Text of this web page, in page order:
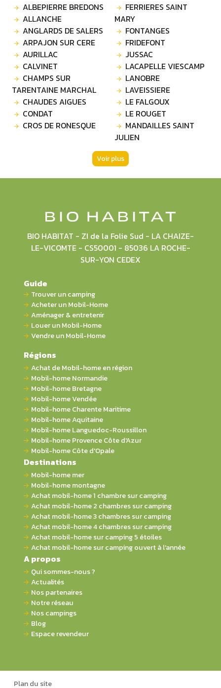
ALBEPIERRE BREDONS
ALLANCHE
ANGLARDS DE SALERS
ARPAJON SUR CERE
AURILLAC
CALVINET
CHAMPS SUR
TARENTAINE MARCHAL
CHAUDES AIGUES
CONDAT
CROS DE RONESQUE
FERRIERES SAINT
MARY
FONTANGES
FRIDEFONT
JUSSAC
LACAPELLE VIESCAMP
LANOBRE
LAVEISSIERE
LE FALGOUX
LE ROUGET
MANDAILLES SAINT
JULIEN
Voir plus
BIO HABITAT - ZI de la Folie Sud - LA CHAIZE-
LE-VICOMTE - CS50001 - 85036 LA ROCHE-
SUR-YON CEDEX
Guide
Trouver un camping
Acheter un Mobil-Home
Aménager & entretenir
Louer un Mobil-Home
Vendre un Mobil-Home
Régions
Achat de Mobil-home en région
Mobil-home Normandie
Mobil-home Bretagne
Mobil-home Vendée
Mobil-home Charente Maritime
Mobil-home Aquitaine
Mobil-home Languedoc-Roussillon
Mobil-home Provence Côte d'Azur
Mobil-home Côte d'Opale
Destinations
Mobil-home mer
Mobil-home montagne
Achat mobil-home 1 chambre sur camping
Achat mobil-home 2 chambres sur camping
Achat mobil-home 3 chambres sur camping
Achat mobil-home 4 chambres sur camping
Achat mobil-home sur camping 5 étoiles
Achat mobil-home sur camping ouvert à l'année
A propos
Qui sommes-nous ?
Actualités
Nos partenaires
Notre réseau
Nos campings
Blog
Espace revendeur
Plan du site